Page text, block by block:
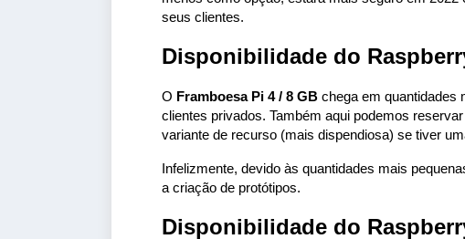
seus clientes.
Disponibilidade do
O Framboesa Pi 4 / 8 GB chega em quantidades
clientes privados. Também aqui podemos
variante de recurso (mais dispendiosa) se tiver
Infelizmente, devido às quantidades mais
a criação de protótipos.
Disponibilidade do